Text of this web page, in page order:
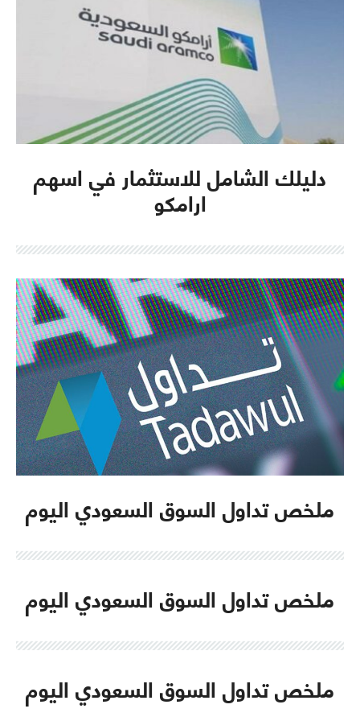
دليلك الشامل للاستثمار في اسهم
ارامكو
ملخص تداول السوق السعودي اليوم
ملخص تداول السوق السعودي اليوم
ملخص تداول السوق السعودي اليوم